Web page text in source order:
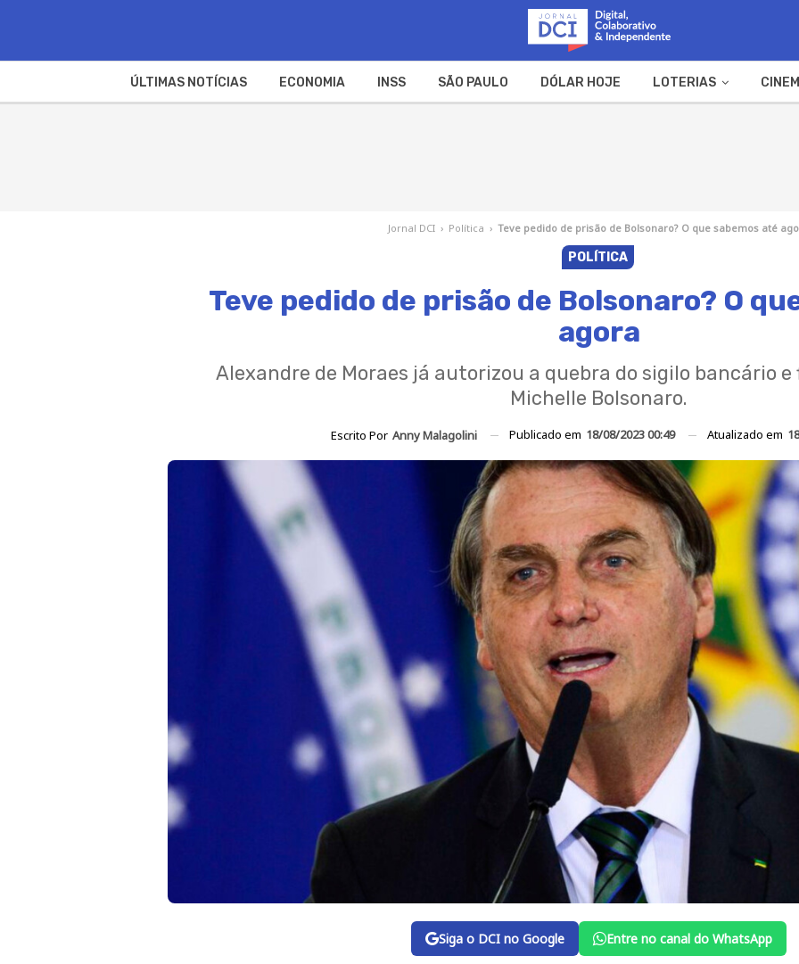
ÚLTIMAS NOTÍCIAS ECONOMIA INSS SÃO PAULO DÓLAR HOJE LOTERIAS
Jornal DCI › Política › Teve pedido de prisão de Bolsonaro? O que sabemos até
POLÍTICA
Teve pedido de prisão de Bolsonaro? O
agora
Alexandre de Moraes já autorizou a quebra do sigilo bancário e
Michelle Bolsonaro.
Escrito Por Anny Malagolini Publicado em 18/08/2023 00:49 Atualizado em
Siga o DCI no Google Entre no canal do WhatsApp